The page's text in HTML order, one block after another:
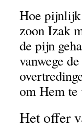
Hoe pijnlijk
zoon Izak
de pijn
vanwege
om Hem te
Het offer